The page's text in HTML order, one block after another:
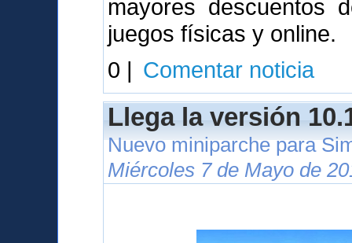
mayores descuentos
juegos físicas y online.
0 | Comentar noticia
Llega la versión
Nuevo miniparche para
Miércoles 7 de Mayo de